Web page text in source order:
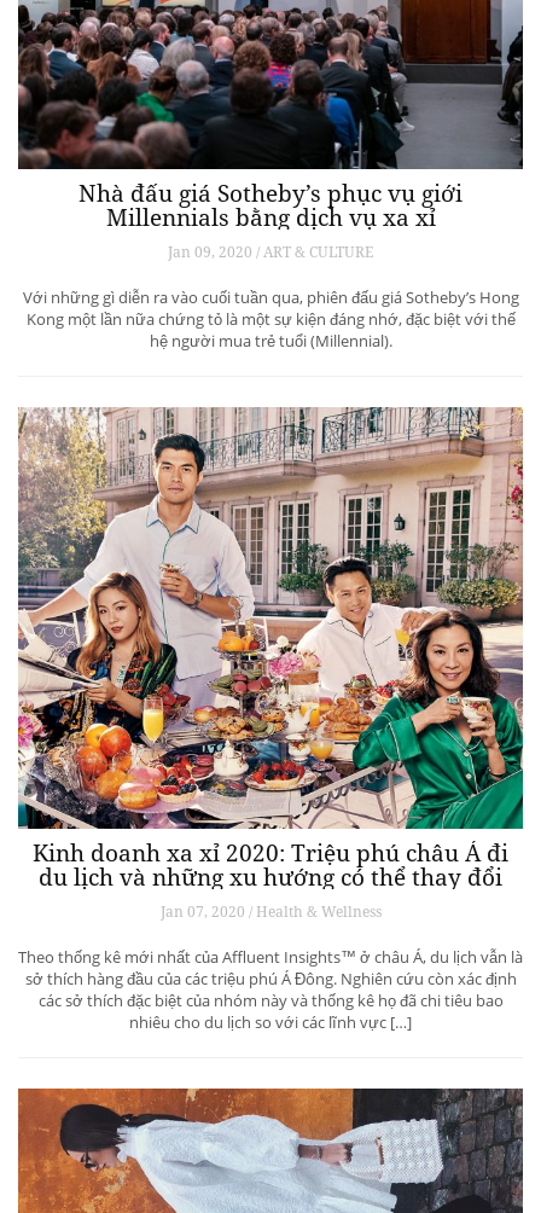
Nhà đấu giá Sotheby’s phục vụ giới
Millennials bằng dịch vụ xa xỉ
Jan 09, 2020 / ART & CULTURE
Với những gì diễn ra vào cuối tuần qua, phiên đấu giá Sotheby’s Hong
Kong một lần nữa chứng tỏ là một sự kiện đáng nhớ, đặc biệt với thế
hệ người mua trẻ tuổi (Millennial).
Kinh doanh xa xỉ 2020: Triệu phú châu Á đi
du lịch và những xu hướng có thể thay đổi
ngành du lịch thượng lưu
Jan 07, 2020 / Health & Wellness
Theo thống kê mới nhất của Affluent Insights™ ở châu Á, du lịch vẫn là
sở thích hàng đầu của các triệu phú Á Đông. Nghiên cứu còn xác định
các sở thích đặc biệt của nhóm này và thống kê họ đã chi tiêu bao
nhiêu cho du lịch so với các lĩnh vực […]